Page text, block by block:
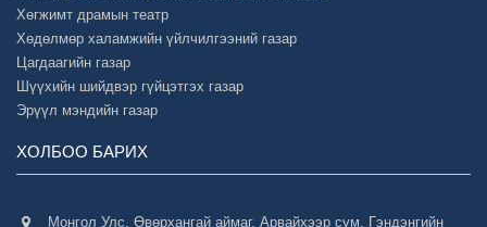
Хөгжимт драмын театр
Хөдөлмөр халамжийн үйлчилгээний газар
Цагдаагийн газар
Шүүхийн шийдвэр гүйцэтгэх газар
Эрүүл мэндийн газар
ХОЛБОО БАРИХ
Монгол Улс, Өвөрхангай аймаг, Арвайхээр сум, Гэндэнгийн